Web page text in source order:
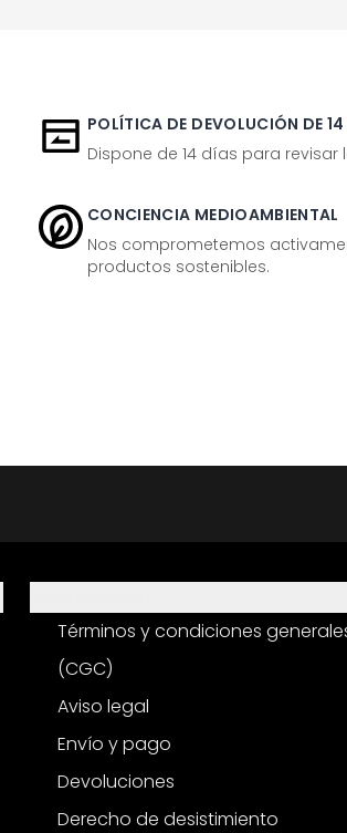
POLÍTICA DE DEVOLUCIÓN DE
Dispone de 14 días para
CONCIENCIA MEDIOAMBIENTAL
Nos comprometemos
productos sostenibles.
Términos y condiciones
(CGC)
Aviso legal
Envío y pago
Devoluciones
Derecho de desistimiento